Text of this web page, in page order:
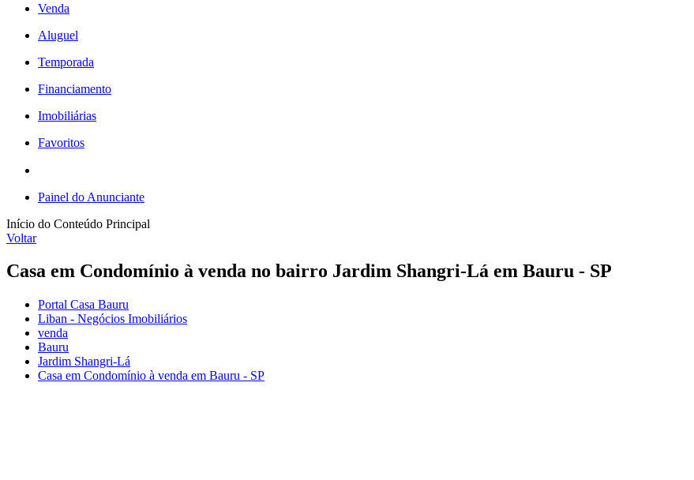
Venda
Aluguel
Temporada
Financiamento
Imobiliárias
Favoritos
Painel do Anunciante
Início do Conteúdo Principal
Voltar
Casa em Condomínio à venda no bairro Jardim Shangri-Lá em Bauru - SP
Portal Casa Bauru
Liban - Negócios Imobiliários
venda
Bauru
Jardim Shangri-Lá
Casa em Condomínio à venda em Bauru - SP